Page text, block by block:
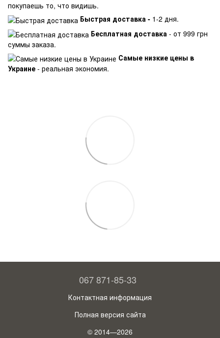
покупаешь то, что видишь.
Быстрая доставка - 1-2 дня.
Бесплатная доставка - от 999 грн
суммы заказа.
Самые низкие цены в
Украине - реальная экономия.
067 871-85-33
Контактная информация
Полная версия сайта
© 2014—2026